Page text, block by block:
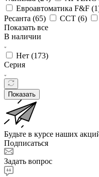
Евроавтоматика F&F (1
Ресанта (65) ССТ (6)
Показать все
В наличии
Нет (173)
Серия
Показать
Будьте в курсе наших
Подписаться
Задать вопрос